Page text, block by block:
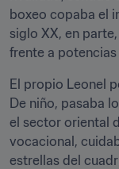
boxeo copaba el
siglo XX, en
frente a
El propio Leonel
De niño, pasaba
el sector oriental
vocacional,
estrellas del